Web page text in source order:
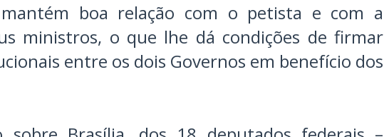
boa relação com o petista e com a
ministros, o que lhe dá condições de firmar
entre os dois Governos em benefício dos